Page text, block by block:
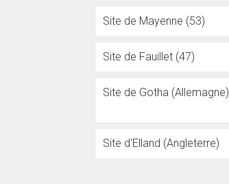
Site de Mayenne (53)
Site de Fauillet (47)
Site de Gotha (Allemagne)
Site d'Elland (Angleterre)